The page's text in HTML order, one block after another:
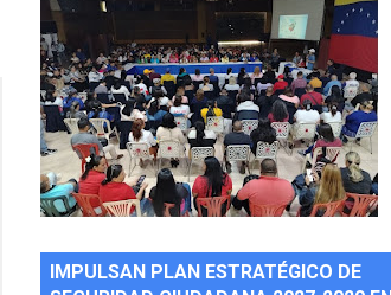
IMPULSAN PLAN ESTRATÉGICO DE